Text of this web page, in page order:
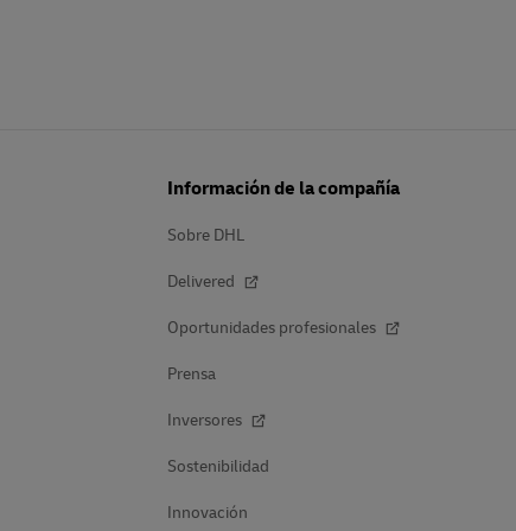
Información de la compañía
Sobre DHL
Delivered
Oportunidades profesionales
Prensa
Inversores
Sostenibilidad
Innovación